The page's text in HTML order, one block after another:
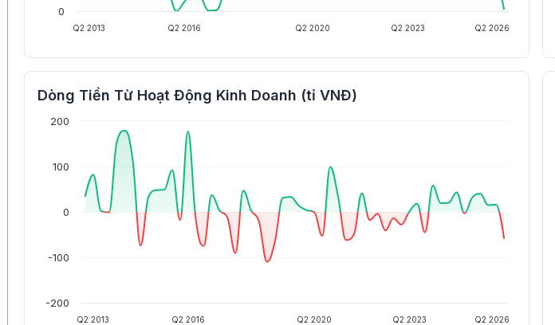
Q2 2013 Q2 2016 Q2 2020 Q2 2023 Q2 2026
0
Dòng Tiền Từ Hoạt Động Kinh Doanh (tỉ VNĐ)
Q2 2013 Q2 2016 Q2 2020 Q2 2023 Q2 2026
-200
-100
0
100
200